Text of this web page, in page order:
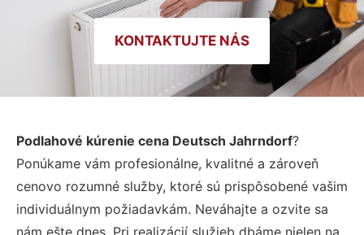
KONTAKTUJTE NÁS
Podlahové kúrenie cena Deutsch Jahrndorf?
Ponúkame vám profesionálne, kvalitné a zároveň
cenovo rozumné služby, ktoré sú prispôsobené vašim
individuálnym požiadavkám. Neváhajte a ozvite sa
nám ešte dnes. Pri realizácií služieb dbáme nielen na